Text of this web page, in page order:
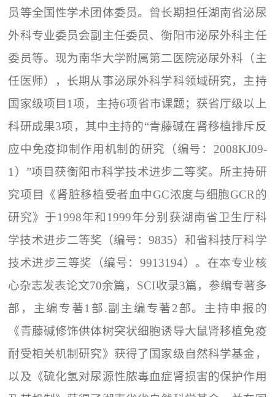
员等全国性学术团体委员。曾长期担任湖南省泌尿
外科专业委员会副主任委员、衡阳市泌尿外科主任
委员等。现为南华大学附属第二医院泌尿外科（主
任医师），长期从事泌尿外科学科领域研究，主持
国家级项目1项，主持6项省市课题；获省厅级以上
科研成果3项，其中主持的“青藤碱在肾移植排斥反
应中免疫抑制作用机制的研究（编号：2008KJ09-
1）”项目获衡阳市科学技术进步二等奖。所主持研
究项目《肾脏移植受者血中GC浓度与细胞GCR的
研究》于1998年和1999年分别获湖南省卫生厅科
学技术进步二等奖（编号：9835）和省科技厅科学
技术进步三等奖（编号：9913194）。在本专业核
心杂志发表论文70余篇，SCI收录3篇，参编专著多
部，主编专著1部.副主编专著2部。主持申报的
《青藤碱修饰供体树突状细胞诱导大鼠肾移植免疫
耐受相关机制研究》获得了国家级自然科学基金，
以及《硫化氢对尿源性脓毒血症肾损害的保护作用